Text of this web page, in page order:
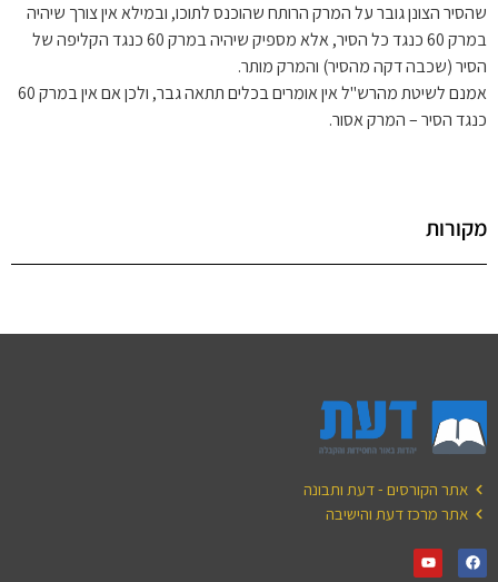
שהסיר הצונן גובר על המרק הרותח שהוכנס לתוכו, ובמילא אין צורך שיהיה
במרק 60 כנגד כל הסיר, אלא מספיק שיהיה במרק 60 כנגד הקליפה של
הסיר (שכבה דקה מהסיר) והמרק מותר.
אמנם לשיטת מהרש"ל אין אומרים בכלים תתאה גבר, ולכן אם אין במרק 60
כנגד הסיר – המרק אסור.
מקורות
אתר הקורסים - דעת ותבונה
אתר מרכז דעת והישיבה